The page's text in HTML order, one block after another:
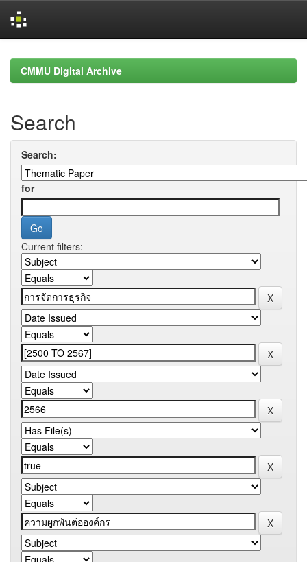
navigationCMMU Digital Archive
Search
Search:
for
Current filters: